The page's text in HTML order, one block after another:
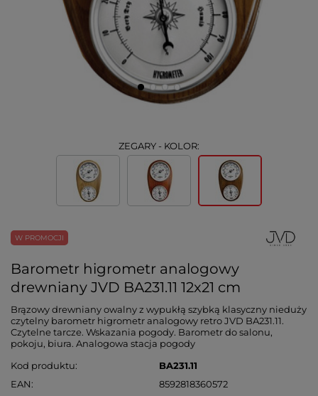
ZEGARY - KOLOR:
W PROMOCJI
Barometr higrometr analogowy
drewniany JVD BA231.11 12x21 cm
Brązowy drewniany owalny z wypukłą szybką klasyczny nieduży
czytelny barometr higrometr analogowy retro JVD BA231.11.
Czytelne tarcze. Wskazania pogody. Barometr do salonu,
pokoju, biura. Analogowa stacja pogody
Kod produktu
BA231.11
EAN
8592818360572